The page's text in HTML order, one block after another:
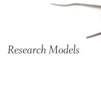
Research Models